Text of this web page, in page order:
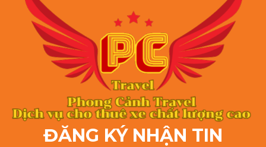
ĐĂNG KÝ NHẬN TIN